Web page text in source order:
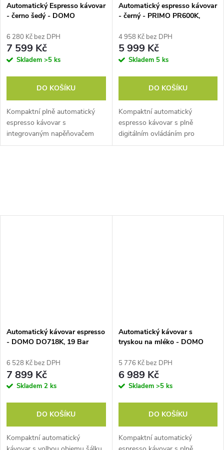
Automatický Espresso kávovar
- černo šedý - DOMO
LCD displej
6 280 Kč bez DPH
7 599 Kč
Skladem >5 ks
DO KOŠÍKU
Kompaktní plně automatický
espresso kávovar s
integrovaným napěňovačem
mléka a mlýnkem na kávu De
Automatický espresso kávovar
- černý - PRIMO PR600K,
4 958 Kč bez DPH
5 999 Kč
Skladem 5 ks
DO KOŠÍKU
Kompaktní automatický
espresso kávovar s plně
digitálním ovládáním pro
rychlou a snadnou přípravu
Automatický kávovar espresso
- DOMO DO718K, 19 Bar
6 528 Kč bez DPH
7 899 Kč
Skladem 2 ks
DO KOŠÍKU
Kompaktní automatický
Automatický kávovar s
tryskou na mléko - DOMO
nádržka na vodu 1,1 litru,
napěňovač mléka
5 776 Kč bez DPH
6 989 Kč
Skladem >5 ks
DO KOŠÍKU
Kompaktní automatický